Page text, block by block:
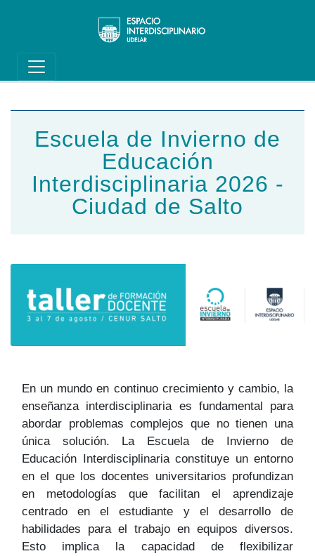
Main navigation
Escuela de Invierno de
Educación
Interdisciplinaria 2026 -
Ciudad de Salto
En un mundo en continuo crecimiento y cambio, la
enseñanza interdisciplinaria es fundamental para
abordar problemas complejos que no tienen una
única solución. La Escuela de Invierno de
Educación Interdisciplinaria constituye un entorno
en el que los docentes universitarios profundizan
en metodologías que facilitan el aprendizaje
centrado en el estudiante y el desarrollo de
habilidades para el trabajo en equipos diversos.
Esto implica la capacidad de flexibilizar